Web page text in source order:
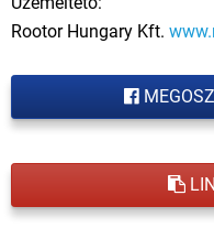
Rootor Hungary Kft.